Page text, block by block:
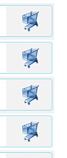
В
КОРЗИНУ
В
КОРЗИНУ
В
КОРЗИНУ
В
КОРЗИНУ